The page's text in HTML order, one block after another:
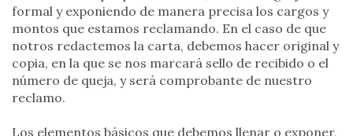
formal y exponiendo de manera precisa los cargos y
montos que estamos reclamando. En el caso de que
notros redactemos la carta, debemos hacer original y
copia, en la que se nos marcará sello de recibido o el
número de queja, y será comprobante de nuestro
reclamo.
Los elementos básicos que debemos llenar o exponer,